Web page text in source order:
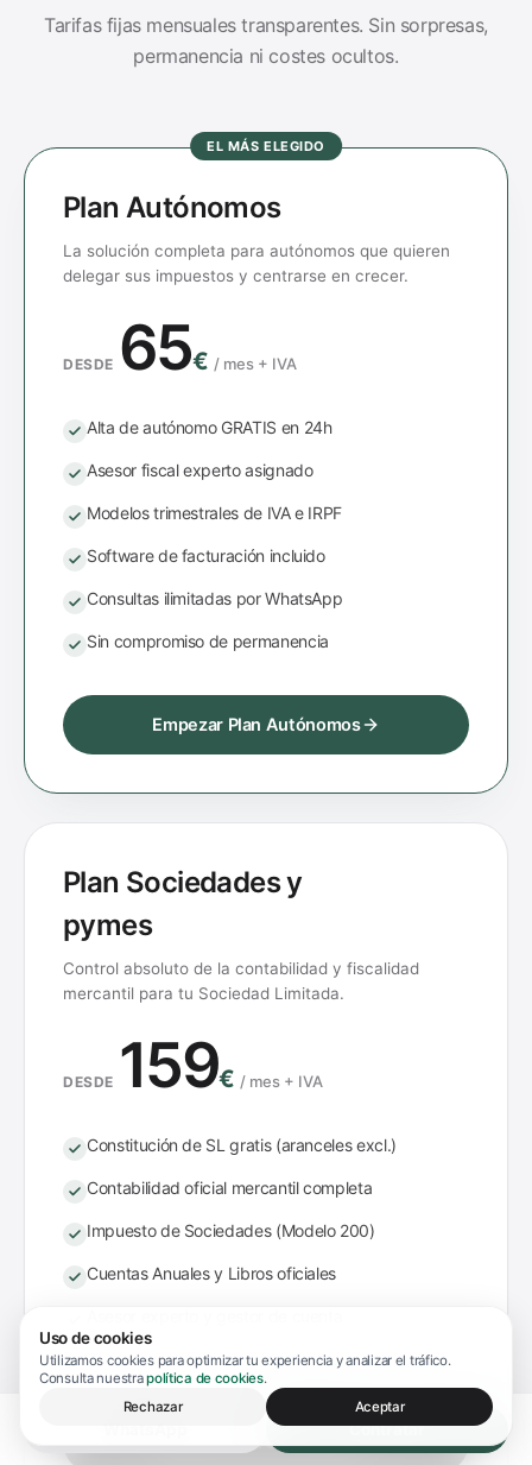
Uso de cookies
Utilizamos cookies para optimizar tu experiencia y analizar el tráfico.
Consulta nuestrapolítica de cookies.
Rechazar
Aceptar
Contratar
Tarifas fijas mensuales transparentes. Sin sorpresas,
permanencia ni costes ocultos.
EL MÁS ELEGIDO
Plan Autónomos
La solución completa para autónomos que quieren
delegar sus impuestos y centrarse en crecer.
DESDE 65€ / mes + IVA
Alta de autónomo GRATIS en 24h
Asesor fiscal experto asignado
Modelos trimestrales de IVA e IRPF
Software de facturación incluido
Consultas ilimitadas por WhatsApp
Sin compromiso de permanencia
Empezar Plan Autónomos
Plan Sociedades y
pymes
Control absoluto de la contabilidad y fiscalidad
mercantil para tu Sociedad Limitada.
DESDE 159€ / mes + IVA
Constitución de SL gratis (aranceles excl.)
Contabilidad oficial mercantil completa
Impuesto de Sociedades (Modelo 200)
Cuentas Anuales y Libros oficiales
Software Verifactu de facturación
Empezar Plan Sociedades